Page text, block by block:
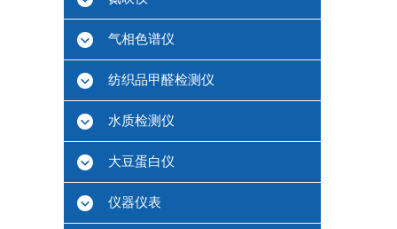
气相色谱仪
纺织品甲醛检测仪
水质检测仪
大豆蛋白仪
仪器仪表